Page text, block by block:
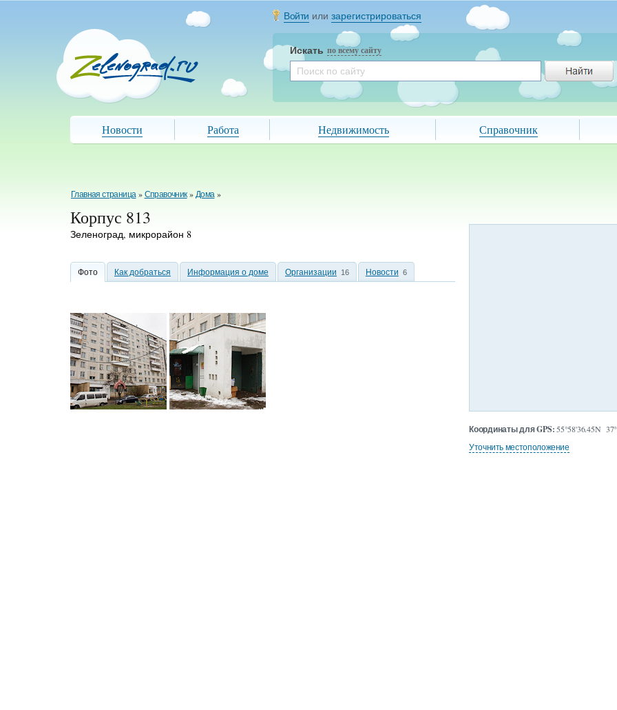
Войти или зарегистрироваться
Искать по всему сайту
Новости Работа Недвижимость Справочник
Главная страница »Справочник » Дома »
Корпус 813
Зеленоград, микрорайон 8
Фото Как добраться Информация о доме Организации 16 Новости 6
Координаты для GPS: 55°58'36.45N
Уточнить местоположение